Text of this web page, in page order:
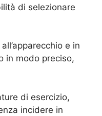
di selezionare
e in
in modo preciso,
di esercizio,
incidere in